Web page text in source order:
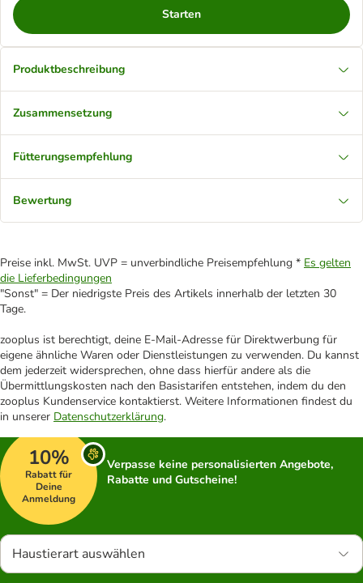
Starten
Produktbeschreibung
Zusammensetzung
Fütterungsempfehlung
Bewertung
Preise inkl. MwSt. UVP = unverbindliche Preisempfehlung * Es gelten
die Lieferbedingungen
"Sonst" = Der niedrigste Preis des Artikels innerhalb der letzten 30
Tage.
zooplus ist berechtigt, deine E-Mail-Adresse für Direktwerbung für
eigene ähnliche Waren oder Dienstleistungen zu verwenden. Du kannst
dem jederzeit widersprechen, ohne dass hierfür andere als die
Übermittlungskosten nach den Basistarifen entstehen, indem du den
zooplus Kundenservice kontaktierst. Weitere Informationen findest du
in unserer Datenschutzerklärung.
10%
Rabatt für
Deine
Anmeldung
Verpasse keine personalisierten Angebote,
Rabatte und Gutscheine!
Haustierart auswählen